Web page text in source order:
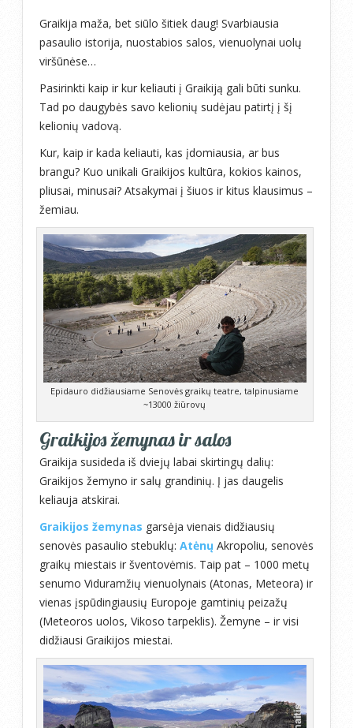
Graikija maža, bet siūlo šitiek daug! Svarbiausia
pasaulio istorija, nuostabios salos, vienuolynai uolų
viršūnėse…
Pasirinkti kaip ir kur keliauti į Graikiją gali būti sunku.
Tad po daugybės savo kelionių sudėjau patirtį į šį
kelionių vadovą.
Kur, kaip ir kada keliauti, kas įdomiausia, ar bus
brangu? Kuo unikali Graikijos kultūra, kokios kainos,
pliusai, minusai? Atsakymai į šiuos ir kitus klausimus –
žemiau.
Epidauro didžiausiame Senovės graikų teatre, talpinusiame
~13000 žiūrovų
Graikijos žemynas ir salos
Graikija susideda iš dviejų labai skirtingų dalių:
Graikijos žemyno ir salų grandinių. Į jas daugelis
keliauja atskirai.
Graikijos žemynas garsėja vienais didžiausių
senovės pasaulio stebuklų: Atėnų Akropoliu, senovės
graikų miestais ir šventovėmis. Taip pat – 1000 metų
senumo Viduramžių vienuolynais (Atonas, Meteora) ir
vienas įspūdingiausių Europoje gamtinių peizažų
(Meteoros uolos, Vikoso tarpeklis). Žemyne – ir visi
didžiausi Graikijos miestai.